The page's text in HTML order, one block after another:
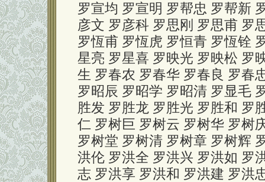
罗宣均 罗宣明 罗帮忠 罗帮新
彦文 罗彦科 罗思刚 罗思甫 罗
罗恆甫 罗恆虎 罗恒青 罗恆铨
星亮 罗星喜 罗映光 罗映松 罗
生 罗春农 罗春华 罗春良 罗春
罗昭辰 罗昭学 罗昭清 罗显毛
胜发 罗胜龙 罗胜光 罗胜和 罗
仁 罗树巨 罗树云 罗树华 罗树
罗树堂 罗树清 罗树章 罗树辉
洪伦 罗洪全 罗洪兴 罗洪如 罗
志 罗洪享 罗洪和 罗洪建 罗洪